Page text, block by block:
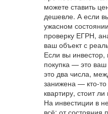
можете ставить
дешевле. А если
ужасном
проверку ЕГРН,
ваш объект с
Если вы инвестор,
покупка — это ваш
это два числа,
занижена — кто-то
квартиру, стоит
На инвестиции в
всё: от состояния